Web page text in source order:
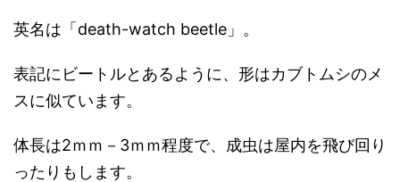
英名は「death-watch beetle」。
表記にビートルとあるように、形はカブトムシのメ
スに似ています。
体長は2ｍｍ－3ｍｍ程度で、成虫は屋内を飛び回り
ったりもします。